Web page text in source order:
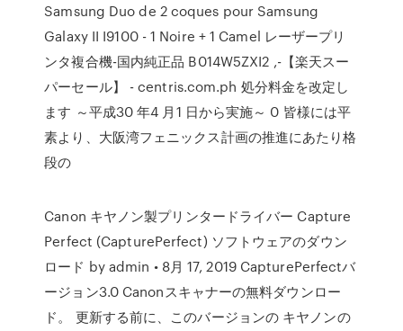
Samsung Duo de 2 coques pour Samsung
Galaxy II I9100 - 1 Noire + 1 Camel レーザープリ
ンタ複合機-国内純正品 B014W5ZXI2 ,-【楽天スー
パーセール】 - centris.com.ph 処分料金を改定し
ます ～平成30 年4 月1 日から実施～ 0 皆様には平
素より、大阪湾フェニックス計画の推進にあたり格
段の
Canon キヤノン製プリンタードライバー Capture
Perfect (CapturePerfect) ソフトウェアのダウン
ロード by admin • 8月 17, 2019 CapturePerfectバ
ージョン3.0 Canonスキャナーの無料ダウンロー
ド。 更新する前に、このバージョンの キヤノンの